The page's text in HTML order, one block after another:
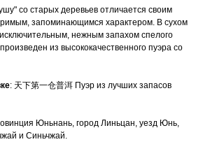
со старых деревьев отличается своим
запоминающимся характером. В сухом
нежным запахом спелого
из высококачественного пуэра со
: 天下第一仓普洱 Пуэр из лучших запасов
Юньнань, город Линьцан, уезд Юнь,
и Синьчжай.